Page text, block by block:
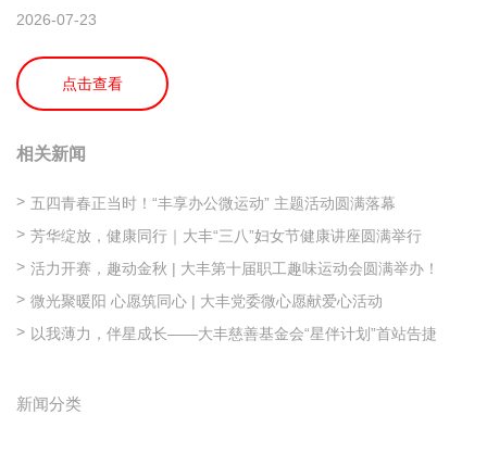
2026-07-23
点击查看
相关新闻
五四青春正当时！“丰享办公微运动” 主题活动圆满落幕
芳华绽放，健康同行｜大丰“三八”妇女节健康讲座圆满举行
活力开赛，趣动金秋 | 大丰第十届职工趣味运动会圆满举办！
微光聚暖阳 心愿筑同心 | 大丰党委微心愿献爱心活动
以我薄力，伴星成长——大丰慈善基金会“星伴计划”首站告捷
新闻分类